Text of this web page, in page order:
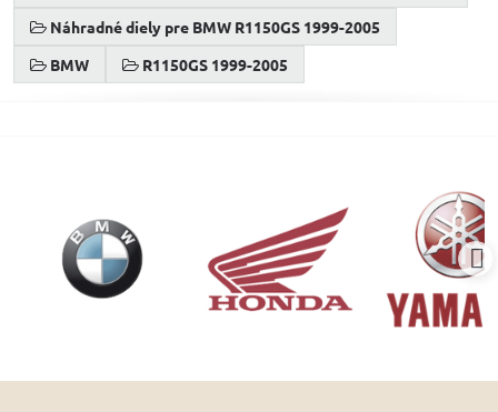
Náhradné diely pre BMW R1150GS 1999-2005
BMW
R1150GS 1999-2005